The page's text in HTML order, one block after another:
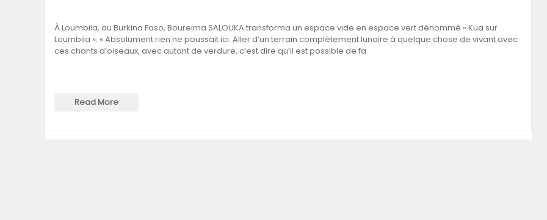
À Loumbila, au Burkina Faso, Boureima SALOUKA transforma un espace vide en espace vert dénommé « Kua sur
Loumbila ». « Absolument rien ne poussait ici. Aller d’un terrain complètement lunaire à quelque chose de vivant avec
ces chants d’oiseaux, avec autant de verdure, c’est dire qu’il est possible de fa
Read More